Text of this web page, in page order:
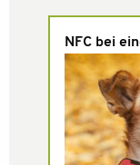
NFC bei